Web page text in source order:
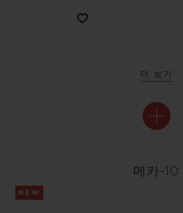
더 보기
메카-10
NEW